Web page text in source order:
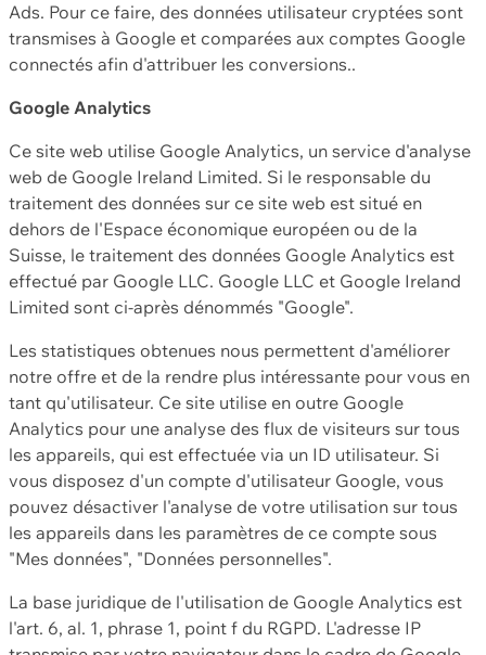
Ads. Pour ce faire, des données utilisateur cryptées sont
transmises à Google et comparées aux comptes Google
connectés afin d'attribuer les conversions..
Google Analytics
Ce site web utilise Google Analytics, un service d'analyse
web de Google Ireland Limited. Si le responsable du
traitement des données sur ce site web est situé en
dehors de l'Espace économique européen ou de la
Suisse, le traitement des données Google Analytics est
effectué par Google LLC. Google LLC et Google Ireland
Limited sont ci-après dénommés "Google".
Les statistiques obtenues nous permettent d'améliorer
notre offre et de la rendre plus intéressante pour vous en
tant qu'utilisateur. Ce site utilise en outre Google
Analytics pour une analyse des flux de visiteurs sur tous
les appareils, qui est effectuée via un ID utilisateur. Si
vous disposez d'un compte d'utilisateur Google, vous
pouvez désactiver l'analyse de votre utilisation sur tous
les appareils dans les paramètres de ce compte sous
"Mes données", "Données personnelles".
La base juridique de l'utilisation de Google Analytics est
l'art. 6, al. 1, phrase 1, point f du RGPD. L'adresse IP